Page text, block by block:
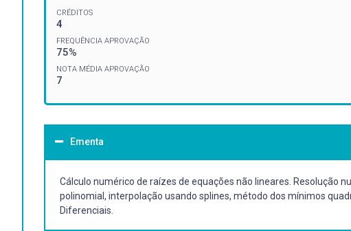
CRÉDITOS
4
FREQUÊNCIA APROVAÇÃO
75%
NOTA MÉDIA APROVAÇÃO
7
Ementa
Cálculo numérico de raízes de equações não lineares. Resolução
polinomial, interpolação usando splines, método dos mínimos
Diferenciais.